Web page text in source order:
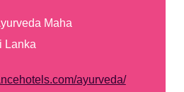
Maha
Lanka
ayurveda/